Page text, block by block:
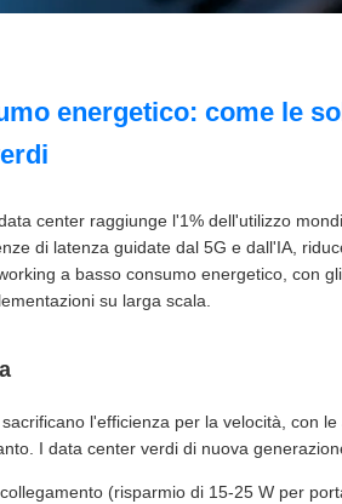
energetico: come le
center raggiunge l'1% dell'utilizzo
di latenza guidate dal 5G e dall'IA,
a basso consumo energetico, con
su larga scala.
l'efficienza per la velocità, con
I data center verdi di nuova
(risparmio di 15-25 W per